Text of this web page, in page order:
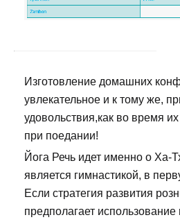
Изготовление домашних
увлекательное и к тому же,
удовольствия,как во время
при поедании!
Йога Речь идет именно о Ха-
является гимнастикой, в
Если стратегия развития
предполагает